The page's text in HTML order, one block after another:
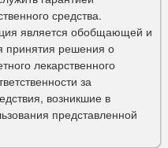
средства.
является обобщающей и
принятия решения о
лекарственного
за
возникшие в
представленной